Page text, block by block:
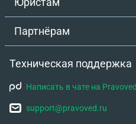
Партнёрам
Техническая поддержка
Написать в чате на
support@pravoved.ru